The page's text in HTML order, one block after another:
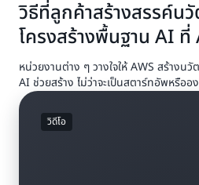
วิธีที่ลูกค้าสร้างสรรค์น
โครงสร้างพื้นฐาน AI ที่
หน่วยงานต่าง ๆ วางใจให้ AWS สร้างน
AI ช่วยสร้าง ไม่ว่าจะเป็นสตาร์ทอัพหรืออ
วิดีโอ